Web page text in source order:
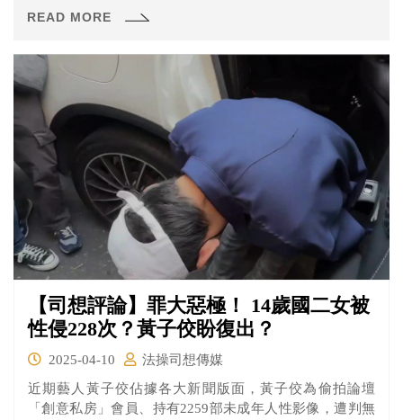
等法院自律委員會將合議庭審判長邱忠義、受命法官陳勇
READ MORE
【司想評論】罪大惡極！ 14歲國二女被
性侵228次？黃子佼盼復出？
2025-04-10
法操司想傳媒
近期藝人黃子佼佔據各大新聞版面，黃子佼為偷拍論壇
「創意私房」會員、持有2259部未成年人性影像，遭判無